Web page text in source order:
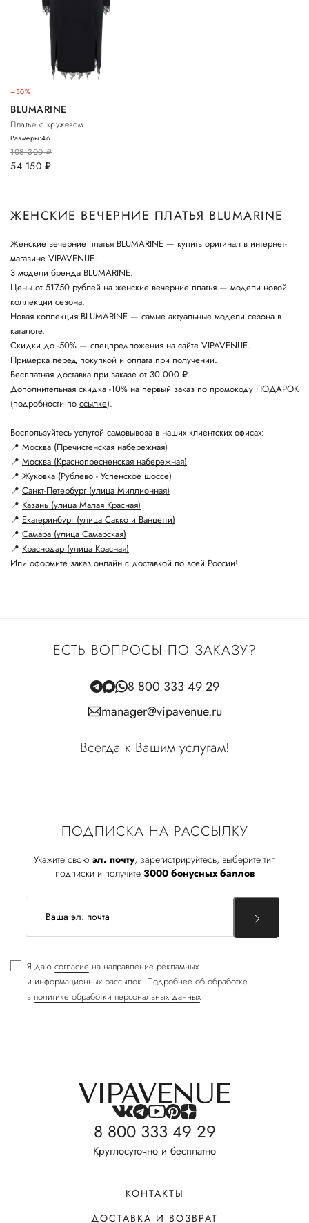
–50%
BLUMARINE
Платье с кружевом
108 300руб.
54 150 руб.
Размеры:46
ЖЕНСКИЕ ВЕЧЕРНИЕ ПЛАТЬЯ BLUMARINE
Женские вечерние платья BLUMARINE — купить оригинал в интернет-
магазине VIPAVENUE.
3 модели бренда BLUMARINE.
Цены от 51750 рублей на женские вечерние платья — модели новой
коллекции сезона.
Новая коллекция BLUMARINE — самые актуальные модели сезона в
каталоге.
Скидки до -50% — спецпредложения на сайте VIPAVENUE.
Примерка перед покупкой и оплата при получении.
Бесплатная доставка при заказе от 30 000 ₽.
Дополнительная скидка -10% на первый заказ по промокоду ПОДАРОК
(подробности по ссылке).
Воспользуйтесь услугой самовывоза в наших клиентских офисах:
📍 Москва (Пречистенская набережная)
📍 Москва (Краснопресненская набережная)
📍 Жуковка (Рублево - Успенское шоссе)
📍 Санкт-Петербург (улица Миллионная)
📍 Казань (улица Малая Красная)
📍 Екатеринбург (улица Сакко и Ванцетти)
📍 Самара (улица Самарская)
📍 Краснодар (улица Красная)
Или оформите заказ онлайн с доставкой по всей России!
ПОДПИСКА НА РАССЫЛКУ
Укажите свою эл. почту, зарегистрируйтесь, выберите тип
подписки и получите 3000 бонусных баллов
Я даю согласие на направление рекламных
и информационных рассылок. Подробнее об обработке
в политике обработки персональных данных
ЕСТЬ ВОПРОСЫ ПО ЗАКАЗУ?
8 800 333 49 29
manager@vipavenue.ru
Всегда к Вашим услугам!
8 800 333 49 29
Круглосуточно и бесплатно
КОНТАКТЫ
ДОСТАВКА И ВОЗВРАТ